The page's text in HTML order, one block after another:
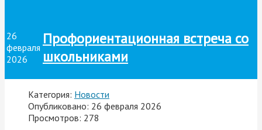
26
февраля
2026
Профориентационная встреча со
школьниками
Категория: Новости
Опубликовано: 26 февраля 2026
Просмотров: 278